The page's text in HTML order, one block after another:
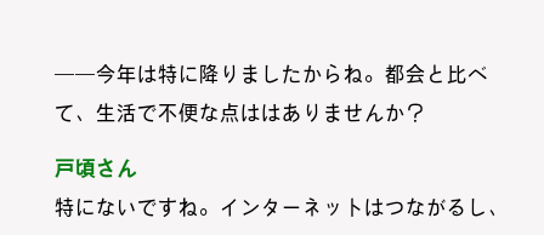
――今年は特に降りましたからね。都会と比べ
て、生活で不便な点ははありませんか？
戸頃さん
特にないですね。インターネットはつながるし、